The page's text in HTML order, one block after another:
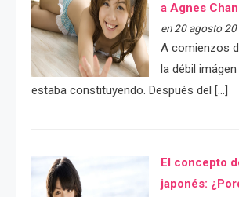
a Agnes
en 20 agosto
A comienzos
la débil
estaba constituyendo. Después del […]
El concepto
japonés: